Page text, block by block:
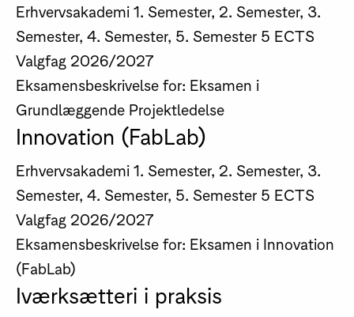
Erhvervsakademi 1. Semester, 2. Semester, 3.
Semester, 4. Semester, 5. Semester 5 ECTS
Valgfag 2026/2027
Eksamensbeskrivelse for: Eksamen i
Grundlæggende Projektledelse
Innovation (FabLab)
Erhvervsakademi 1. Semester, 2. Semester, 3.
Semester, 4. Semester, 5. Semester 5 ECTS
Valgfag 2026/2027
Eksamensbeskrivelse for: Eksamen i Innovation
(FabLab)
Iværksætteri i praksis